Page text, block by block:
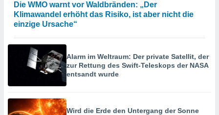
Die WMO warnt vor Waldbränden: „Der
Klimawandel erhöht das Risiko, ist aber nicht die
einzige Ursache“
Alarm im Weltraum: Der private Satellit, der
zur Rettung des Swift-Teleskops der NASA
entsandt wurde
Wird die Erde den Untergang der Sonne